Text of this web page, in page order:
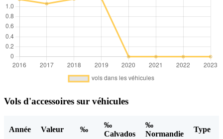
Vols d'accessoires sur véhicules
Année Valeur ‰
‰
Calvados
‰
Normandie
Type